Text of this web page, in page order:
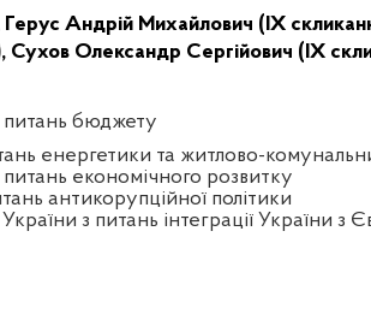
Герус Андрій Михайлович (IX
Сухов Олександр Сергійович (IX
питань бюджету
енергетики та житлово-
економічного розвитку
антикорупційної політики
з питань інтеграції України з